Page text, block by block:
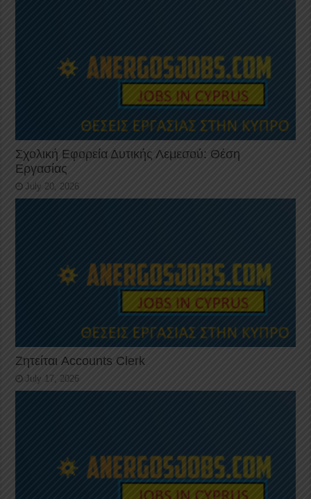
Σχολική Εφορεία Δυτικής Λεμεσού: Θέση
Εργασίας
July 20, 2026
Ζητείται Accounts Clerk
July 17, 2026